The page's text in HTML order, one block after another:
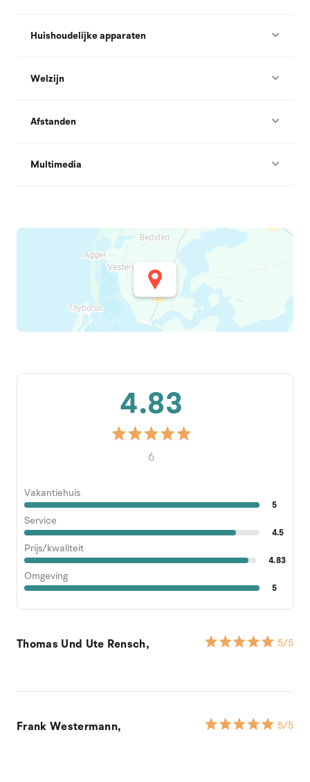
Huishoudelijke apparaten
Welzijn
Afstanden
Multimedia
4.83
6
Vakantiehuis
5
Service
4.5
Prijs/kwaliteit
4.83
Omgeving
5
Thomas Und Ute Rensch, 5/5
Frank Westermann, 5/5